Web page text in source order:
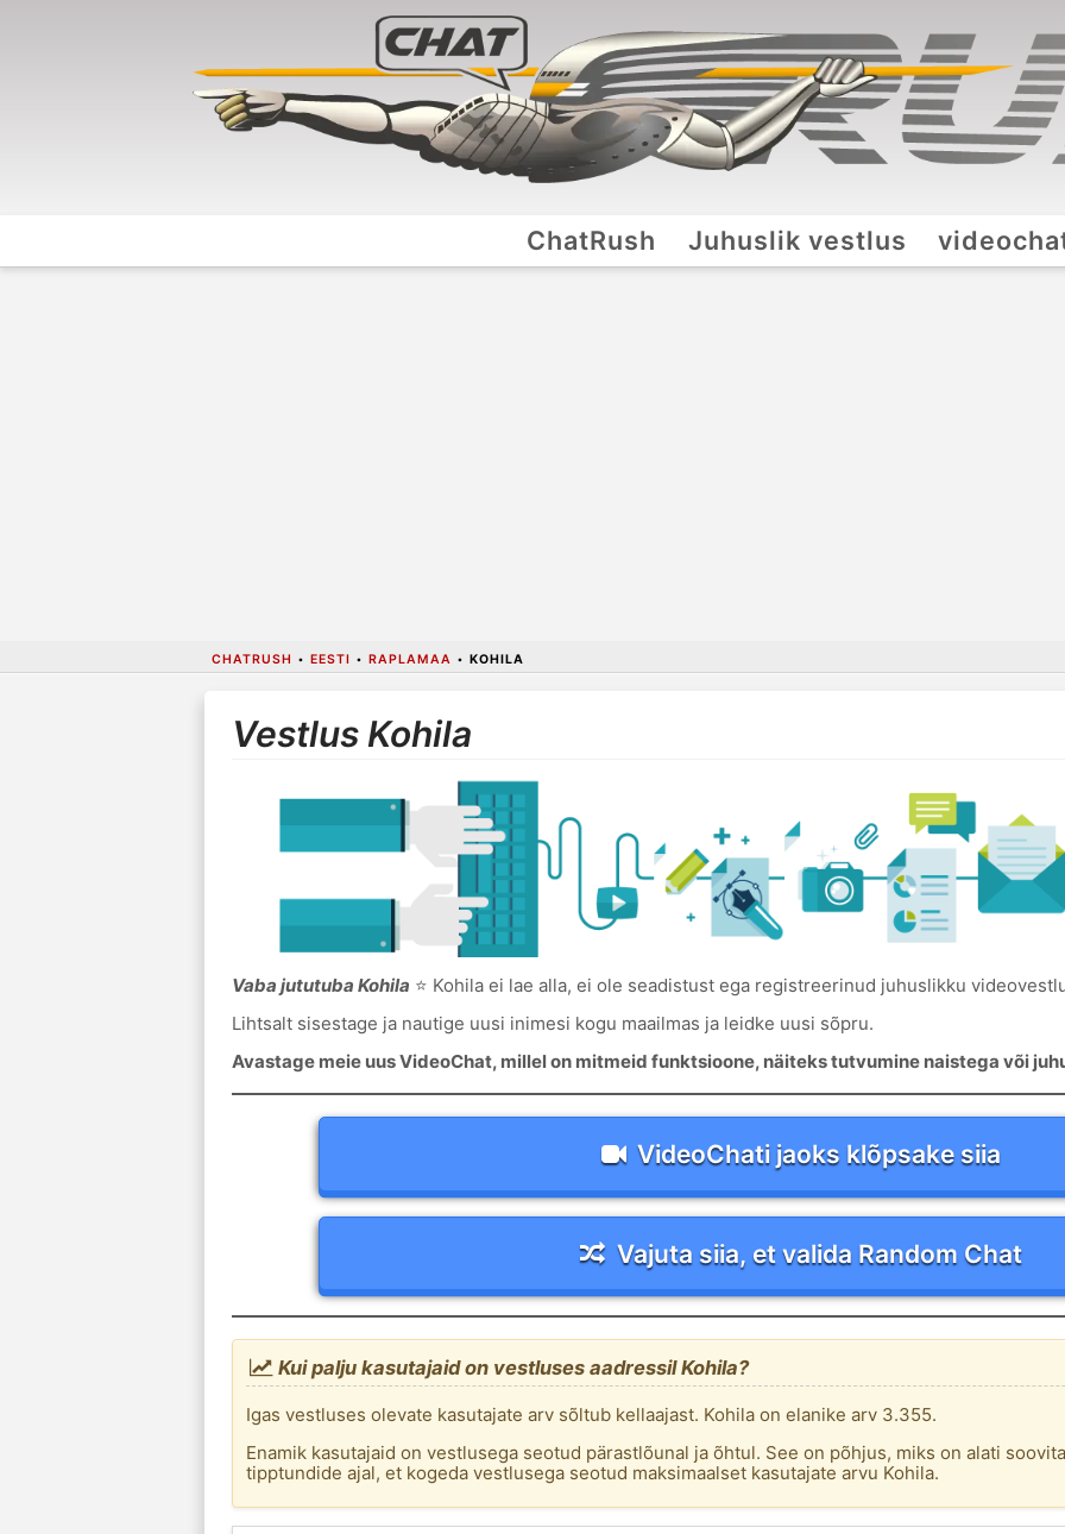
ChatRush Juhuslik vestlus
CHATRUSH • EESTI • RAPLAMAA • KOHILA
Vestlus Kohila
Vaba jututuba Kohila ⭐ Kohila ei lae alla, ei ole seadistust ega registreerinud juhuslikku
Lihtsalt sisestage ja nautige uusi inimesi kogu maailmas ja leidke uusi sõpru.
Avastage meie uus VideoChat, millel on mitmeid funktsioone, näiteks tutvumine naistega või
VideoChati jaoks klõpsake siia
Vajuta siia, et valida Random Chat
Kui palju kasutajaid on vestluses aadressil Kohila?
Igas vestluses olevate kasutajate arv sõltub kellaajast. Kohila on elanike arv 3.355.
Enamik kasutajaid on vestlusega seotud pärastlõunal ja õhtul. See on põhjus, miks on alati
tipptundide ajal, et kogeda vestlusega seotud maksimaalset kasutajate arvu Kohila.